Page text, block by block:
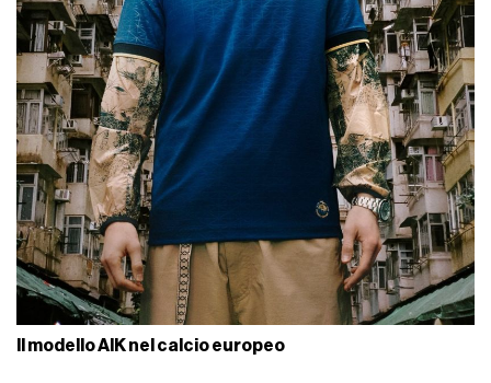
Il modello AIK nel calcio europeo